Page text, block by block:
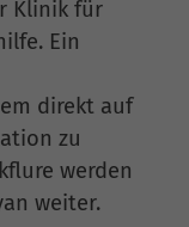
Klinik für
Ein
direkt auf
zu
werden
weiter.